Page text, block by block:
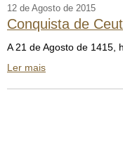
12 de Agosto de 2015
Conquista de
A 21 de Agosto de 1415,
Ler mais